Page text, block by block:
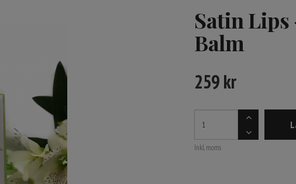
Satin Lips
Balm
259kr
Inkl. moms